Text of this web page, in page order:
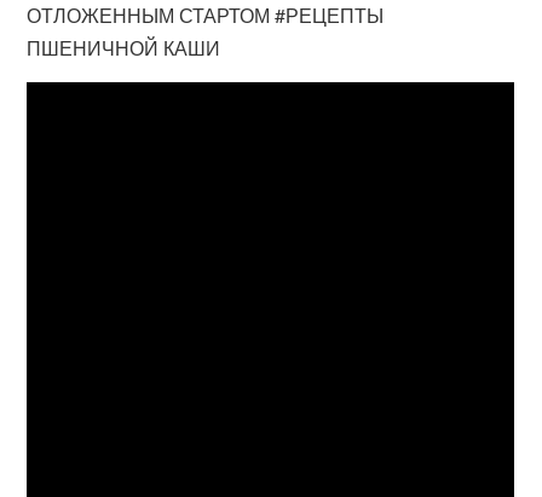
ОТЛОЖЕННЫМ СТАРТОМ #РЕЦЕПТЫ
ПШЕНИЧНОЙ КАШИ